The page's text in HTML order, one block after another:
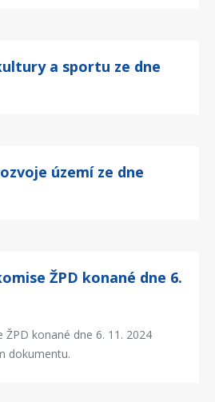
a sportu ze dne
území ze dne
ŽPD konané dne 6.
ŽPD konané dne 6. 11. 2024
dokumentu.